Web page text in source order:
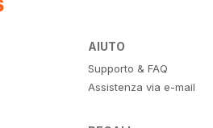
AIUTO
Supporto & FAQ
Assistenza via e-mail